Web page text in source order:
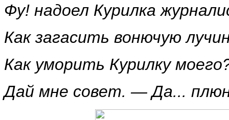
Фу! надоел Курилка
Как загасить вонючую
Как уморить Курилку
Дай мне совет. — Да...